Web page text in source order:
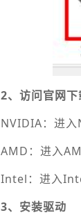
2、访问官网下
NVIDIA：进入
AMD：进入
Intel：进入
3、安装驱动